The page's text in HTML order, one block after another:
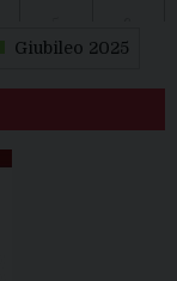
Giubileo 2025